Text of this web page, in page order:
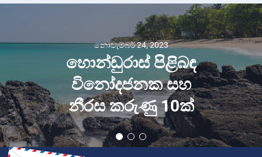
නොවැම්බර් 24, 2023
හොන්ඩුරාස් පිළිබඳ
විනෝදජනක සහ
නීරස කරුණු 10ක්